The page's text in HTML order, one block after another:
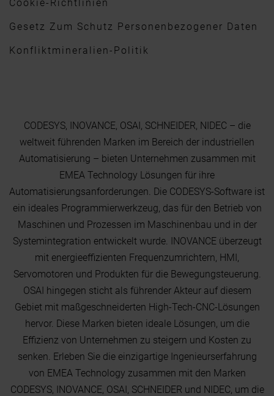
Cookie-Richtlinien
Gesetz Zum Schutz Personenbezogener Daten
Konfliktmineralien-Politik
CODESYS, INOVANCE, OSAI, SCHNEIDER, NIDEC – die
weltweit führenden Marken im Bereich der industriellen
Automatisierung – bieten Unternehmen zusammen mit
EMEA Technology Lösungen für ihre
Automatisierungsanforderungen. Die CODESYS-Software ist
ein ideales Programmierwerkzeug, das für den Betrieb von
Maschinen und Prozessen im Maschinenbau und in der
Systemintegration entwickelt wurde. INOVANCE überzeugt
mit energieeffizienten Frequenzumrichtern, HMI,
Servomotoren und Produkten für die Bewegungsteuerung.
OSAI hingegen sticht als führender Akteur auf diesem
Gebiet mit maßgeschneiderten High-Tech-CNC-Lösungen
hervor. Diese Marken bieten ideale Lösungen, um die
Effizienz von Unternehmen zu steigern und Kosten zu
senken. Erleben Sie die einzigartige Ingenieurserfahrung
von EMEA Technology zusammen mit den Marken
CODESYS, INOVANCE, OSAI, SCHNEIDER und NIDEC, um die